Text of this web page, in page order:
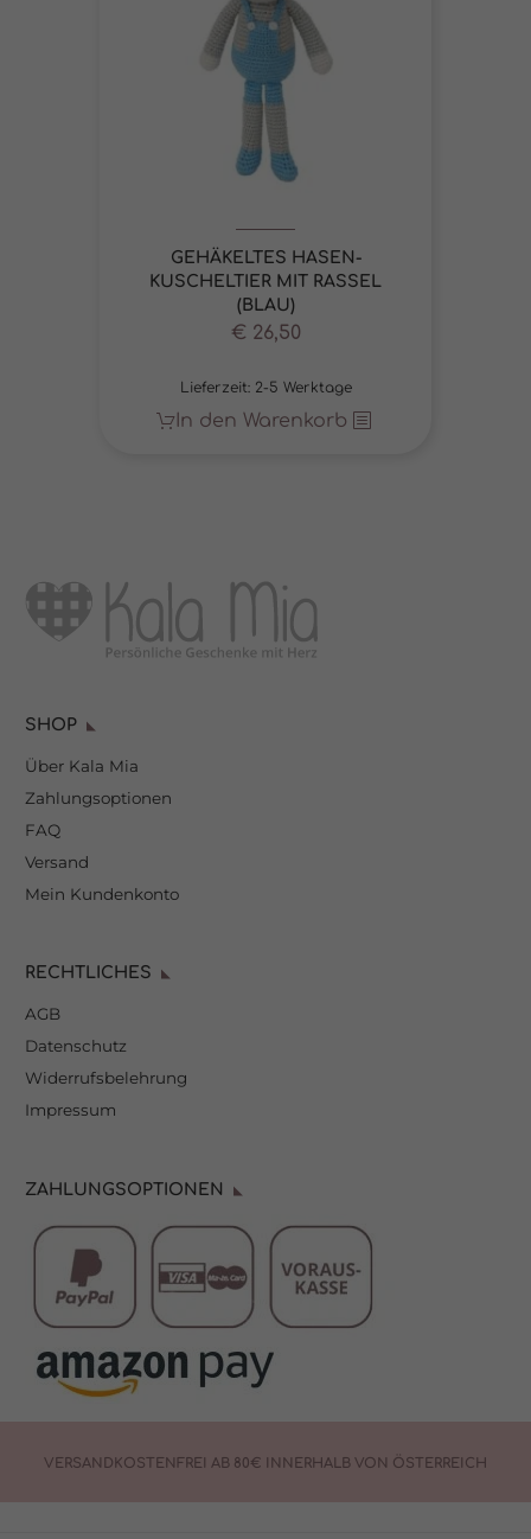
GEHÄKELTES HASEN-
KUSCHELTIER MIT RASSEL
(BLAU)
Ursprünglicher
war:
€ 30,95
€ 26,50Aktueller
ist:
€ 26,50.
Lieferzeit: 2-5 Werktage
In den Warenkorb
SHOP
Über Kala Mia
Zahlungsoptionen
FAQ
Versand
Mein Kundenkonto
RECHTLICHES
AGB
Datenschutz
Widerrufsbelehrung
Impressum
ZAHLUNGSOPTIONEN
VERSANDKOSTENFREI AB 80€ INNERHALB VON ÖSTERREICH